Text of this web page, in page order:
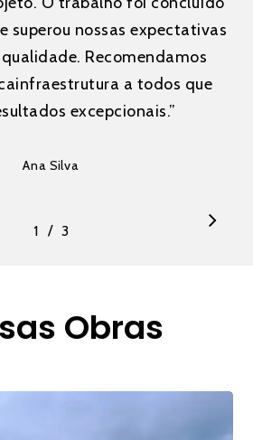
superou nossas expectativas
Recomendamos
a todos que
excepcionais.”
Ana Silva
1 2 3
/ 3
Obras